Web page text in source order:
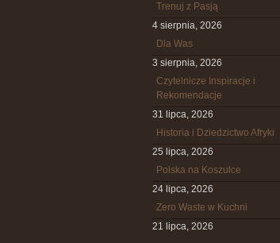
Trenuj z Pasją
4 sierpnia, 2026
Dla Was
3 sierpnia, 2026
Czytelnicze Inspiracje i
Rekomendacje
31 lipca, 2026
Historia i Dziedzictwo Afryki
25 lipca, 2026
Polska na Koszulce
24 lipca, 2026
Zero Waste w Kuchni
21 lipca, 2026